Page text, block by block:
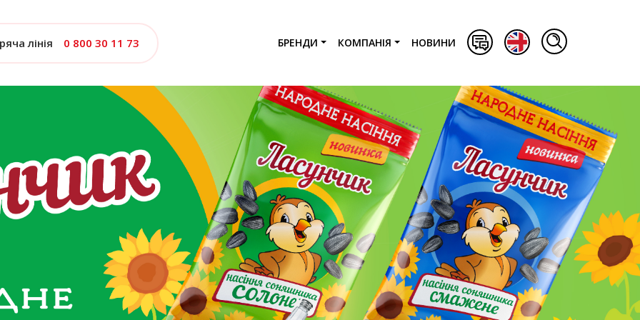
лінія 0 800 30 11 73 БРЕНДИ КОМПАНІЯ НОВИНИ